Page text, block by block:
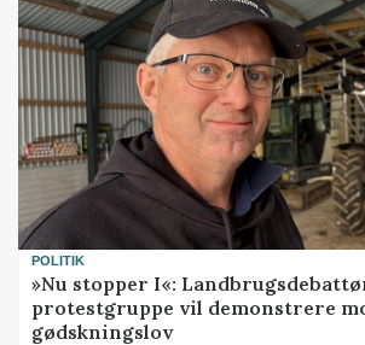
POLITIK
»Nu stopper I«:
protestgruppe vil demonstrere
gødskningslov